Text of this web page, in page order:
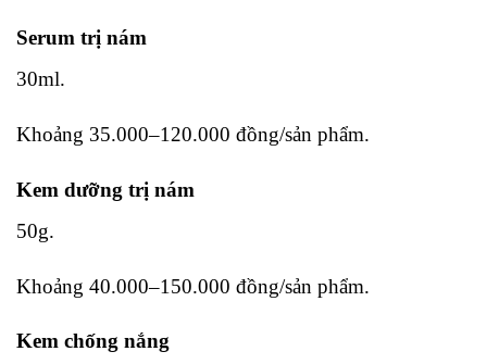
Serum trị nám
30ml.
Khoảng 35.000–120.000 đồng/sản phẩm.
Kem dưỡng trị nám
50g.
Khoảng 40.000–150.000 đồng/sản phẩm.
Kem chống nắng